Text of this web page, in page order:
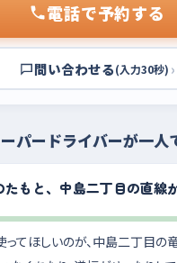
電話で予約する
問い合わせる(入力30秒) ›
パードライバーが一人
たもと、中島二丁目の直線
ってほしいのが、中島二丁目の